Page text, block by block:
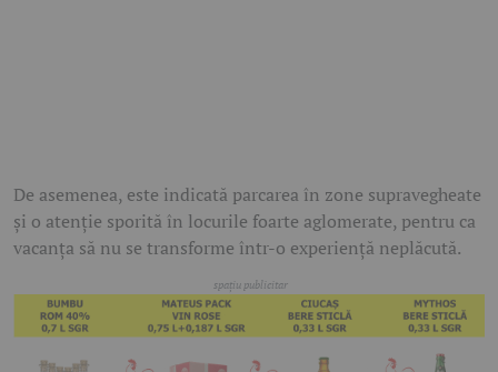
De asemenea, este indicată parcarea în zone supravegheate
și o atenție sporită în locurile foarte aglomerate, pentru ca
vacanța să nu se transforme într-o experiență neplăcută.